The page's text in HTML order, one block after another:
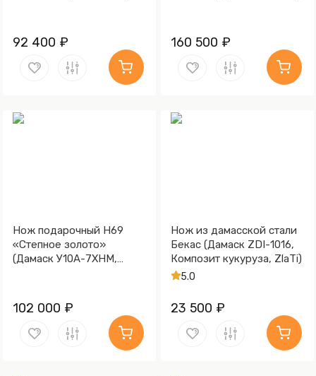
92 400 ₽ 160 500 ₽
Нож подарочный Н69
«Степное золото»
(Дамаск У10А-7ХНМ,
и тыльника)
102 000 ₽
Нож из дамасской стали
Бекас (Дамаск ZDI-1016,
Композит кукуруза, ZlaTi)
5.0
23 500 ₽